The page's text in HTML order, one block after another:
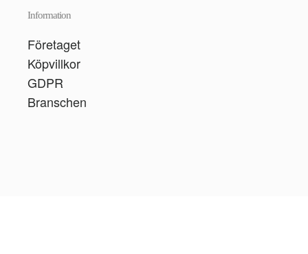
Information
Företaget
Köpvillkor
GDPR
Branschen